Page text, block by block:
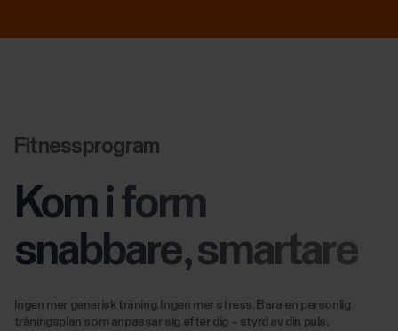
Fitnessprogram
Kom i form
snabbare, smartare
Ingen mer generisk träning. Ingen mer stress. Bara en personlig
träningsplan som anpassar sig efter dig – styrd av din puls,